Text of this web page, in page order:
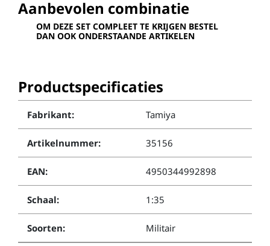
Aanbevolen combinatie
OM DEZE SET COMPLEET TE KRIJGEN BESTEL
DAN OOK ONDERSTAANDE ARTIKELEN
Productspecificaties
Fabrikant: Tamiya
Artikelnummer: 35156
EAN: 4950344992898
Schaal: 1:35
Soorten: Militair